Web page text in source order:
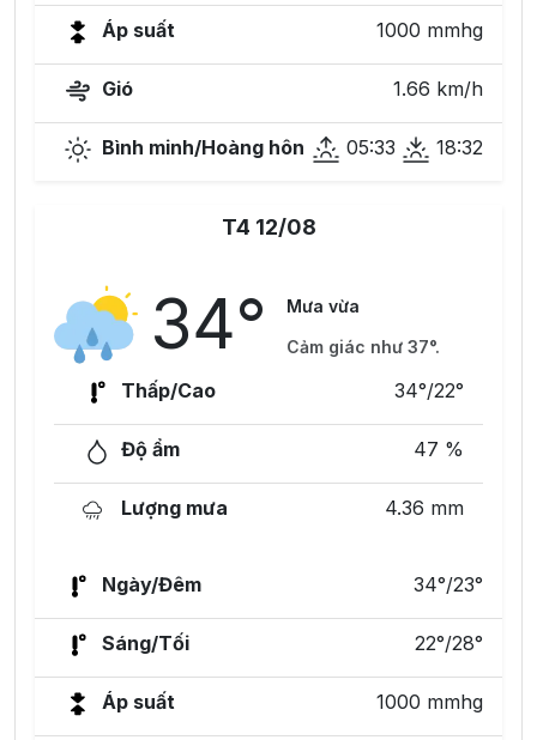
Áp suất 1000 mmhg
Gió 1.66 km/h
Bình minh/Hoàng hôn 05:33 18:32
T4 12/08
34°
Mưa vừa
Cảm giác như 37°.
Thấp/Cao 34°/22°
Độ ẩm 47 %
Lượng mưa 4.36 mm
Ngày/Đêm 34°/23°
Sáng/Tối 22°/28°
Áp suất 1000 mmhg